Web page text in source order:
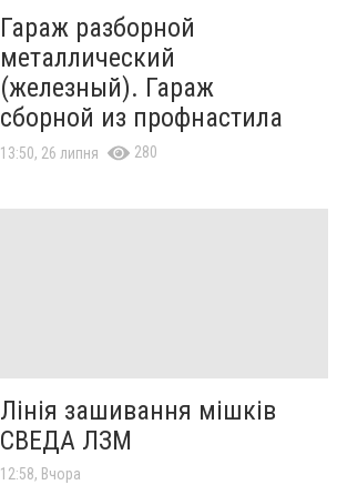
Гараж разборной
металлический
(железный). Гараж
сборной из профнастила
13:50, 26 липня 280
Лінія зашивання мішків
СВЕДА ЛЗМ
12:58, Вчора